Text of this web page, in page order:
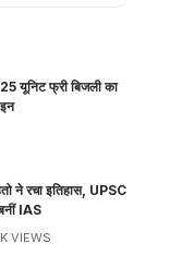
यूनिट फ्री बिजली का
ने रचा इतिहास, UPSC
IAS
VIEWS